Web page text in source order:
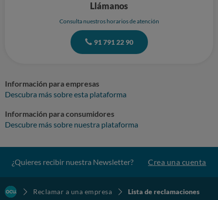
Llámanos
Consulta nuestros horarios de atención
91 791 22 90
Información para empresas
Descubra más sobre esta plataforma
Información para consumidores
Descubre más sobre nuestra plataforma
¿Quieres recibir nuestra Newsletter? Crea una cuenta
Reclamar a una empresa
Lista de reclamaciones